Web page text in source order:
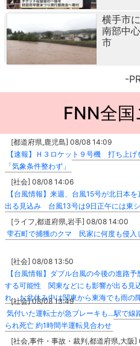
横手市
南部中
市
-
FNN全
[都道府県,鹿児島] 08/08 14:09
【速報】Ｈ３ロケット９号機 打ち上
「気象条件整わず」
[社会] 08/08 14:06
【台風情報】来週、台風15号が北日本
出る見込み 台風13号は9日正午には東
[ライフ,都道府県,岩手] 08/08 14:00
雫石町で捕獲のクマ 民家に何度も侵
[社会] 08/08 13:50
【台風情報】ダブル台風の今後の進路
する可能性 関東などにも影響が出る見
れ お盆休み中は関東から東海でも雨の
[社会] 08/08 13:49
気付いた運転士が急ブレーキも…駅で線
られ死亡 約1時間半運転見合わせ
[社会,事件・事故・裁判,都道府県,大阪